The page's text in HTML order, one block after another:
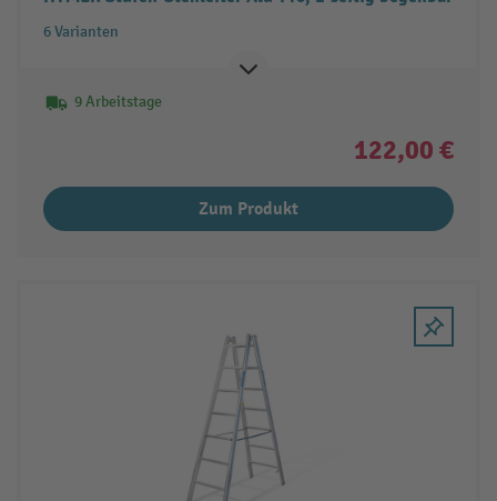
6 Varianten
9 Arbeitstage
122,00 €
Zum Produkt